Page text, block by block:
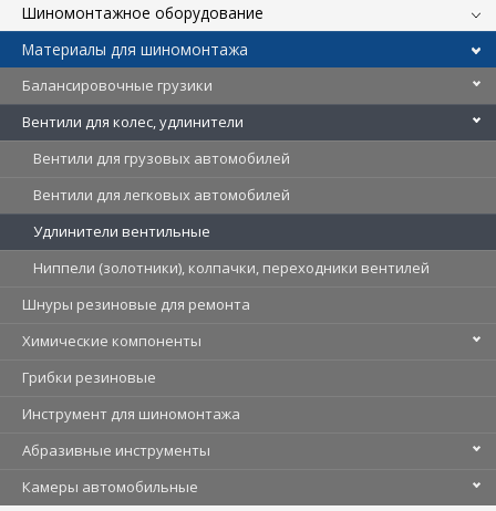
Шиномонтажное оборудование
Материалы для шиномонтажа
Балансировочные грузики
Вентили для колес, удлинители
Вентили для грузовых автомобилей
Вентили для легковых автомобилей
Удлинители вентильные
Ниппели (золотники), колпачки, переходники вентилей
Шнуры резиновые для ремонта
Химические компоненты
Грибки резиновые
Инструмент для шиномонтажа
Абразивные инструменты
Камеры автомобильные